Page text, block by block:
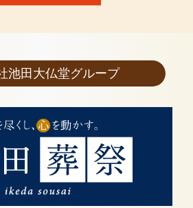
池田大仏堂グループ